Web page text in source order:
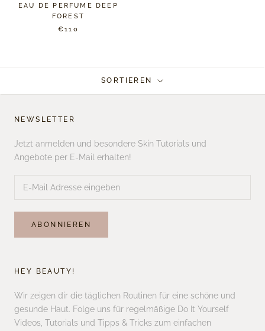
EAU DE PERFUME DEEP
FOREST
€110
SORTIEREN
NEWSLETTER
Jetzt anmelden und besondere Skin Tutorials und
Angebote per E-Mail erhalten!
ABONNIEREN
HEY BEAUTY!
Wir zeigen dir die täglichen Routinen für eine schöne und
gesunde Haut. Folge uns für regelmäßige Do It Yourself
Videos, Tutorials und Tipps & Tricks zum einfachen